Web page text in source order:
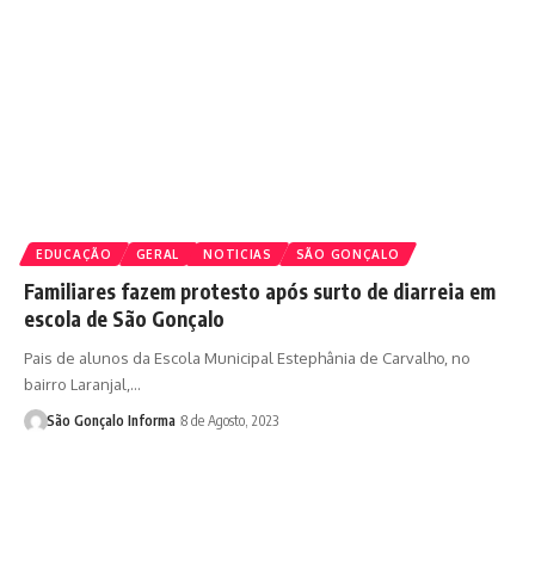
EDUCAÇÃO GERAL NOTICIAS SÃO GONÇALO
Familiares fazem protesto após surto de diarreia em
escola de São Gonçalo
Pais de alunos da Escola Municipal Estephânia de Carvalho, no
bairro Laranjal,…
São Gonçalo Informa 8 de Agosto, 2023